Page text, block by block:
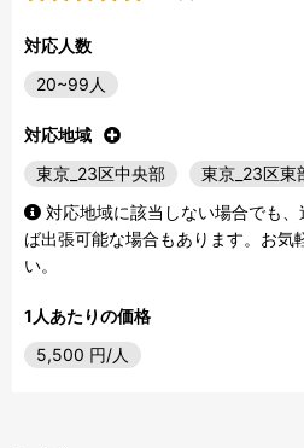
対応人数
20~99人
対応地域
東京_23区中央部
東京_23区東
対応地域に該当しない場合でも
ば出張可能な場合もあります。お気
い。
1人あたりの価格
5,500 円/人